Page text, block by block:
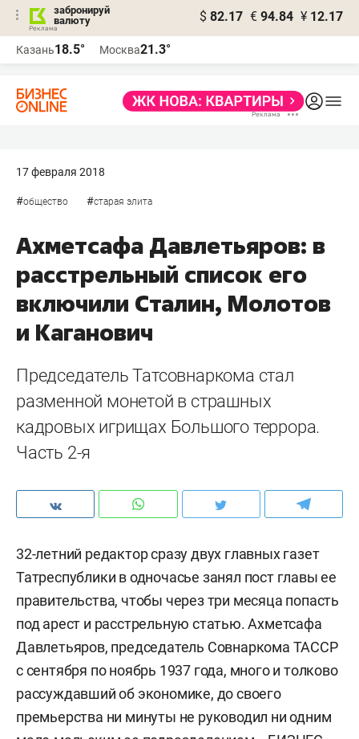
забронируй
валюту
$ 82.17 € 94.84 ¥ 12.17
Казань18.5° Москва21.3°
17 февраля 2018
#общество #старая элита
Ахметсафа Давлетьяров: в
расстрельный список его
включили Сталин, Молотов
и Каганович
Председатель Татсовнаркома стал
разменной монетой в страшных
кадровых игрищах Большого террора.
Часть 2-я
32-летний редактор сразу двух главных газет
Татреспублики в одночасье занял пост главы ее
правительства, чтобы через три месяца попасть
под арест и расстрельную статью. Ахметсафа
Давлетьяров, председатель Совнаркома ТАССР
с сентября по ноябрь 1937 года, много и толково
рассуждавший об экономике, до своего
премьерства ни минуты не руководил ни одним